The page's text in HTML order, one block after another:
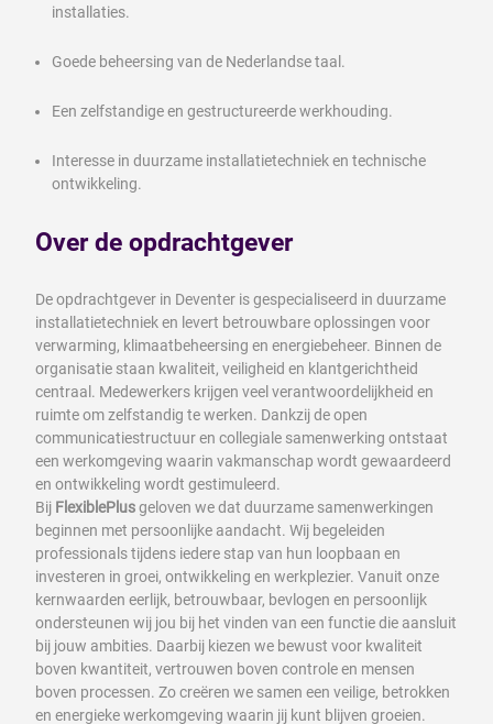
installaties.
Goede beheersing van de Nederlandse taal.
Een zelfstandige en gestructureerde werkhouding.
Interesse in duurzame installatietechniek en technische
ontwikkeling.
Over de opdrachtgever
De opdrachtgever in Deventer is gespecialiseerd in duurzame
installatietechniek en levert betrouwbare oplossingen voor
verwarming, klimaatbeheersing en energiebeheer. Binnen de
organisatie staan kwaliteit, veiligheid en klantgerichtheid
centraal. Medewerkers krijgen veel verantwoordelijkheid en
ruimte om zelfstandig te werken. Dankzij de open
communicatiestructuur en collegiale samenwerking ontstaat
een werkomgeving waarin vakmanschap wordt gewaardeerd
en ontwikkeling wordt gestimuleerd.
Bij FlexiblePlusgeloven we dat duurzame samenwerkingen
beginnen met persoonlijke aandacht. Wij begeleiden
professionals tijdens iedere stap van hun loopbaan en
investeren in groei, ontwikkeling en werkplezier. Vanuit onze
kernwaarden eerlijk, betrouwbaar, bevlogen en persoonlijk
ondersteunen wij jou bij het vinden van een functie die aansluit
bij jouw ambities. Daarbij kiezen we bewust voor kwaliteit
boven kwantiteit, vertrouwen boven controle en mensen
boven processen. Zo creëren we samen een veilige, betrokken
en energieke werkomgeving waarin jij kunt blijven groeien.